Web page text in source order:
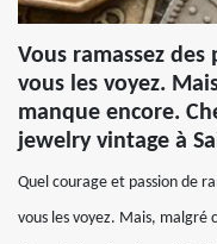
Vous ramassez
vous les voyez.
manque encore.
jewelry vintage à
Quel courage et passion de
vous les voyez. Mais, malgré